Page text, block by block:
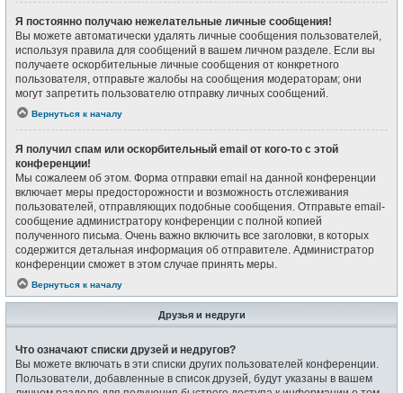
Я постоянно получаю нежелательные личные сообщения!
Вы можете автоматически удалять личные сообщения пользователей,
используя правила для сообщений в вашем личном разделе. Если вы
получаете оскорбительные личные сообщения от конкретного
пользователя, отправьте жалобы на сообщения модераторам; они
могут запретить пользователю отправку личных сообщений.
Вернуться к началу
Я получил спам или оскорбительный email от кого-то с этой
конференции!
Мы сожалеем об этом. Форма отправки email на данной конференции
включает меры предосторожности и возможность отслеживания
пользователей, отправляющих подобные сообщения. Отправьте email-
сообщение администратору конференции с полной копией
полученного письма. Очень важно включить все заголовки, в которых
содержится детальная информация об отправителе. Администратор
конференции сможет в этом случае принять меры.
Вернуться к началу
Друзья и недруги
Что означают списки друзей и недругов?
Вы можете включать в эти списки других пользователей конференции.
Пользователи, добавленные в список друзей, будут указаны в вашем